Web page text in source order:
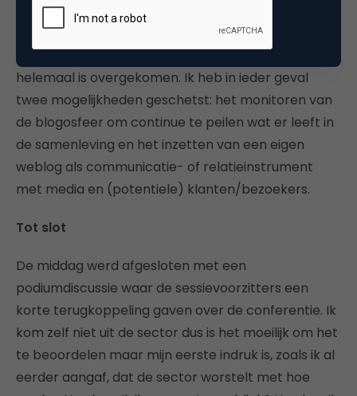
presentatie over de mogelijkheden van weblogs. Ik
had eerlijk gezegd veel te veel sheets voor de tijd
die ik kreeg dus ik weet niet of mijn verhaal wel
helemaal is overgekomen. Ik heb in ieder geval
twee mogelijkheden geschetst: het monitoren van
de blogosfeer om continue te peilen wat er leeft in
de samenleving en het inzetten van een eigen
weblog als communicatie- of relatieinstrument
met media en (potentiele) klanten/bezoekers.
Tot slot
De middag werd afgesloten met een
podiumdiscussie waar de sessievoorzitters een
korte terugkoppeling gaven over de conferentie. Ik
kom zelf niet uit de sector dus is het moeilijk om het
te beoordelen maar mijn eerste indruk is, zoals ik al
eerder aangaf, dat de sector worstelt met hoe